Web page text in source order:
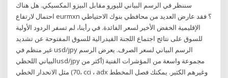
سننظر في الرسم البياني لليورو مقابل البيزو المكسيكي. هل هناك
احتمال لارتفاع eurmxn ؟ فقد عارض العديد من محافظي بنوك الاحتياطي
الإقليمية الخفض الأخير لسعر الفائدة. في رأينا، لم تسفر الردود الأولية
للسوق على نتائج اجتماع اللجنة الفيدرالية للسوق المفتوحة عن تشديد
غير منظم في usd/jpy الرسم البياني لسعر الصرف. يعرض الرسم
البياني اللحظيusd/jpy مجموعة واسعة من المؤشرات الفنية (أكثر من
70) مثل الانحدار الخطي، cci ، adx وغيرهم الكثير. يمكنك فصل المخطط